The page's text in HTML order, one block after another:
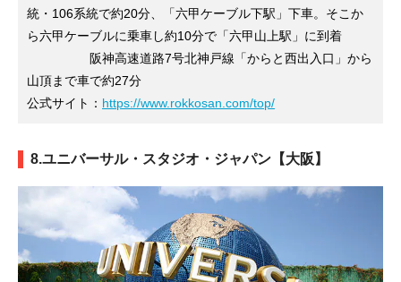
統・106系統で約20分、「六甲ケーブル下駅」下車。そこか
ら六甲ケーブルに乗車し約10分で「六甲山上駅」に到着
阪神高速道路7号北神戸線「からと西出入口」から
山頂まで車で約27分
公式サイト： https://www.rokkosan.com/top/
8.ユニバーサル・スタジオ・ジャパン【大阪】